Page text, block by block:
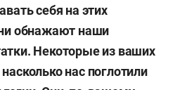
себя на этих
обнажают наши
Некоторые из ваших
нас поглотили